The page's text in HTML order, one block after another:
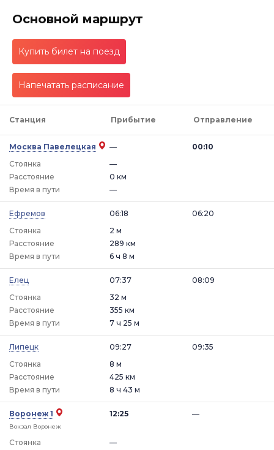
Основной маршрут
Купить билет на поезд
Напечатать расписание
Станция Прибытие Отправление
Москва Павелецкая
—
Стоянка
—
00:10
Расстояние
0 км
Время в пути
—
Ефремов
06:18
Стоянка
2 м
06:20
Расстояние
289 км
Время в пути
6 ч 8 м
Елец
07:37
Стоянка
32 м
08:09
Расстояние
355 км
Время в пути
7 ч 25 м
Липецк
09:27
Стоянка
8 м
09:35
Расстояние
425 км
Время в пути
8 ч 43 м
Воронеж 1
Вокзал Воронеж
12:25
Стоянка —
—